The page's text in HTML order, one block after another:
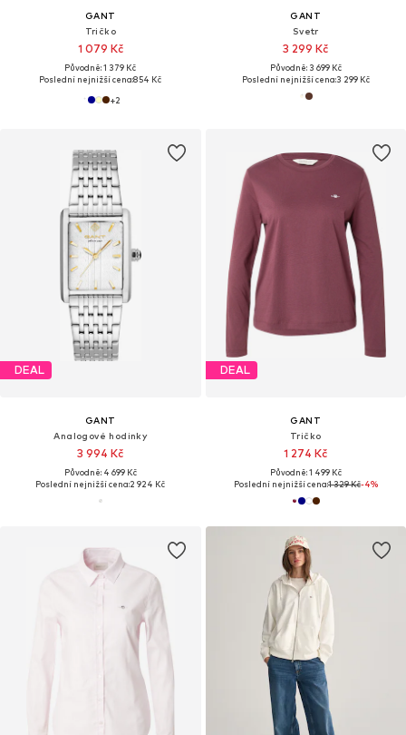
GANT
Tričko
1 079 Kč
Původně: 1 379 Kč
Poslední nejnižší cena:854 Kč
+2
GANT
Svetr
3 299 Kč
Původně: 3 699 Kč
Poslední nejnižší cena:3 299 Kč
DEAL
GANT
Analogové hodinky
3 994 Kč
Původně: 4 699 Kč
Poslední nejnižší cena:2 924 Kč
DEAL
GANT
Tričko
1 274 Kč
Původně: 1 499 Kč
Poslední nejnižší cena:1 329 Kč-4%